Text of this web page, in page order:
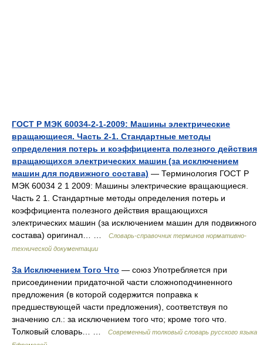
ГОСТ Р МЭК 60034-2-1-2009: Машины электрические
вращающиеся. Часть 2-1. Стандартные методы
определения потерь и коэффициента полезного действия
вращающихся электрических машин (за исключением
машин для подвижного состава) — Терминология ГОСТ Р
МЭК 60034 2 1 2009: Машины электрические вращающиеся.
Часть 2 1. Стандартные методы определения потерь и
коэффициента полезного действия вращающихся
электрических машин (за исключением машин для подвижного
состава) оригинал… …
Словарь-справочник терминов нормативно-
технической документации
За Исключением Того Что — союз Употребляется при
присоединении придаточной части сложноподчиненного
предложения (в которой содержится поправка к
предшествующей части предложения), соответствуя по
значению сл.: за исключением того что; кроме того что.
Толковый словарь… …
Современный толковый словарь русского языка